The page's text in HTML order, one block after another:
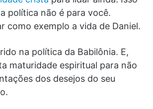
política não é para você.
como exemplo a vida de Daniel.
na política da Babilônia. E,
maturidade espiritual para não
dos desejos do seu